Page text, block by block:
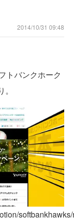
2014/10/31 09:48
トバンクホーク